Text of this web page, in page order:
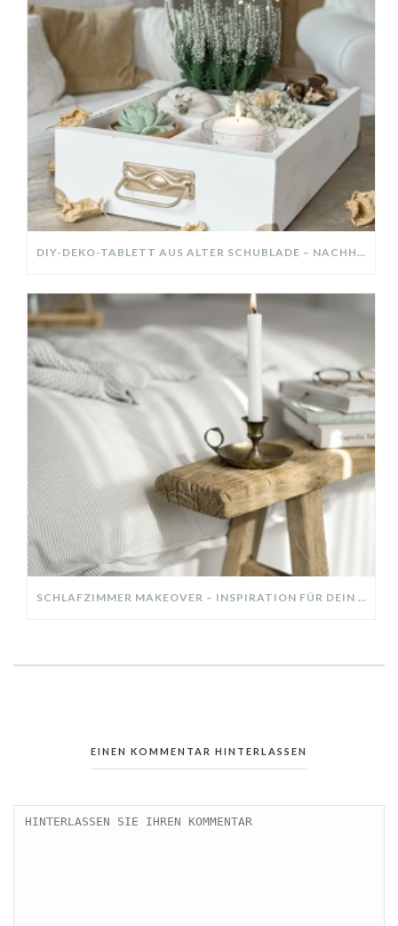
DIY-DEKO-TABLETT AUS ALTER SCHUBLADE – NACHHALTIGE HERBSTDEKO SELBER MACHEN!
SCHLAFZIMMER MAKEOVER – INSPIRATION FÜR DEIN SCHLAFZIMMER: AUS ALT MACH NEU – HELL, GEMÜTLICH UND EINLADEND
EINEN KOMMENTAR HINTERLASSEN